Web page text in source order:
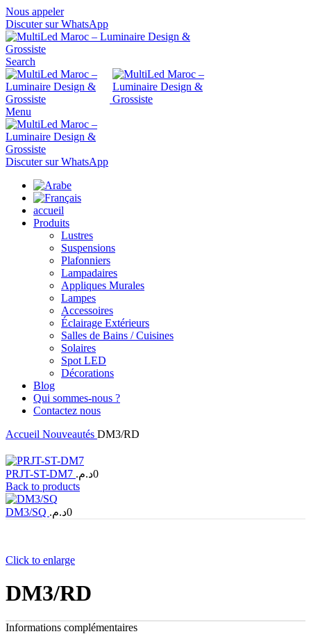
Nous appeler
Discuter sur WhatsApp
Search
Menu
Discuter sur WhatsApp
accueil
Produits
Lustres
Suspensions
Plafonniers
Lampadaires
Appliques Murales
Lampes
Accessoires
Éclairage Extérieurs
Salles de Bains / Cuisines
Solaires
Spot LED
Décorations
Blog
Qui sommes-nous ?
Contactez nous
Accueil Nouveautés DM3/RD
PRJT-ST-DM7 0د.م.
Back to products
DM3/SQ 0د.م.
Click to enlarge
DM3/RD
Informations complémentaires